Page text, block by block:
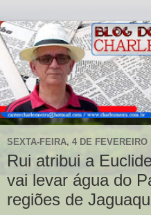
SEXTA-FEIRA, 4 DE FEVEREIRO
Rui atribui a
vai levar água do
regiões de